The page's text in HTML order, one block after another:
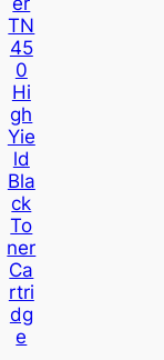
TN
45
0
Hi
Gh
Yie
Ld
Bla
Ck
To
Ner
Ca
Rtri
Dg
E